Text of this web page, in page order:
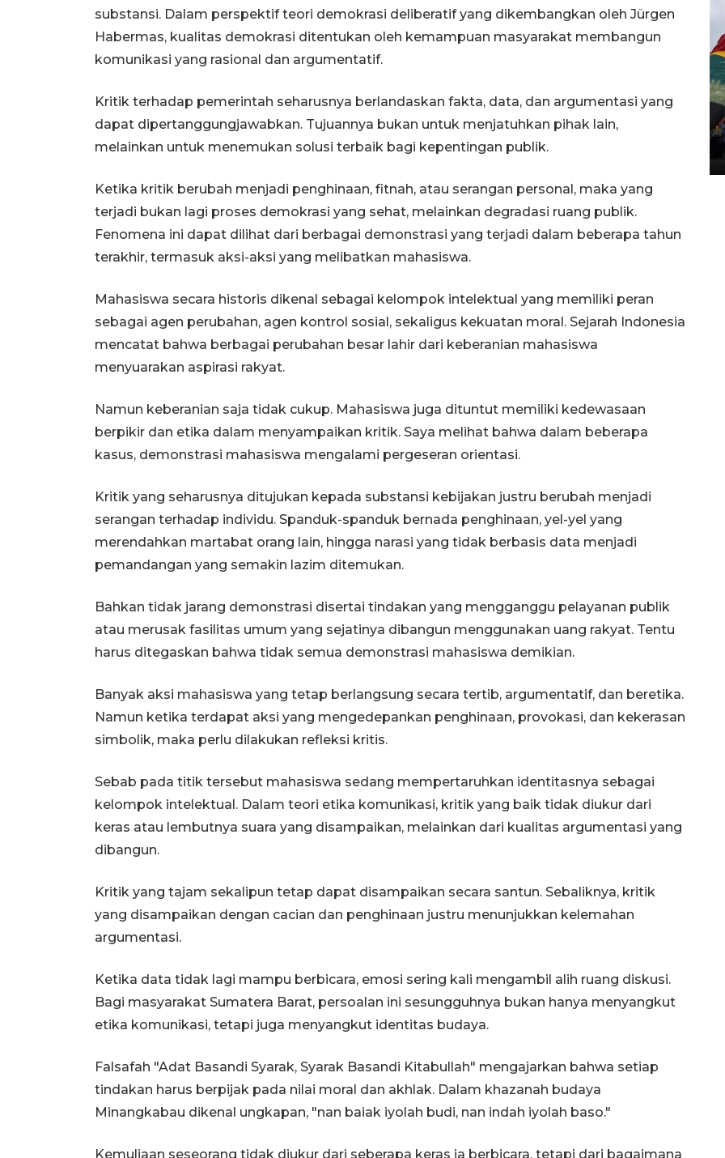
substansi. Dalam perspektif teori demokrasi deliberatif yang dikembangkan oleh Jürgen
Habermas, kualitas demokrasi ditentukan oleh kemampuan masyarakat membangun
komunikasi yang rasional dan argumentatif.
Kritik terhadap pemerintah seharusnya berlandaskan fakta, data, dan argumentasi yang
dapat dipertanggungjawabkan. Tujuannya bukan untuk menjatuhkan pihak lain,
melainkan untuk menemukan solusi terbaik bagi kepentingan publik.
Ketika kritik berubah menjadi penghinaan, fitnah, atau serangan personal, maka yang
terjadi bukan lagi proses demokrasi yang sehat, melainkan degradasi ruang publik.
Fenomena ini dapat dilihat dari berbagai demonstrasi yang terjadi dalam beberapa tahun
terakhir, termasuk aksi-aksi yang melibatkan mahasiswa.
Mahasiswa secara historis dikenal sebagai kelompok intelektual yang memiliki peran
sebagai agen perubahan, agen kontrol sosial, sekaligus kekuatan moral. Sejarah Indonesia
mencatat bahwa berbagai perubahan besar lahir dari keberanian mahasiswa
menyuarakan aspirasi rakyat.
Namun keberanian saja tidak cukup. Mahasiswa juga dituntut memiliki kedewasaan
berpikir dan etika dalam menyampaikan kritik. Saya melihat bahwa dalam beberapa
kasus, demonstrasi mahasiswa mengalami pergeseran orientasi.
Kritik yang seharusnya ditujukan kepada substansi kebijakan justru berubah menjadi
serangan terhadap individu. Spanduk-spanduk bernada penghinaan, yel-yel yang
merendahkan martabat orang lain, hingga narasi yang tidak berbasis data menjadi
pemandangan yang semakin lazim ditemukan.
Bahkan tidak jarang demonstrasi disertai tindakan yang mengganggu pelayanan publik
atau merusak fasilitas umum yang sejatinya dibangun menggunakan uang rakyat. Tentu
harus ditegaskan bahwa tidak semua demonstrasi mahasiswa demikian.
Banyak aksi mahasiswa yang tetap berlangsung secara tertib, argumentatif, dan beretika.
Namun ketika terdapat aksi yang mengedepankan penghinaan, provokasi, dan kekerasan
simbolik, maka perlu dilakukan refleksi kritis.
Sebab pada titik tersebut mahasiswa sedang mempertaruhkan identitasnya sebagai
kelompok intelektual. Dalam teori etika komunikasi, kritik yang baik tidak diukur dari
keras atau lembutnya suara yang disampaikan, melainkan dari kualitas argumentasi yang
dibangun.
Kritik yang tajam sekalipun tetap dapat disampaikan secara santun. Sebaliknya, kritik
yang disampaikan dengan cacian dan penghinaan justru menunjukkan kelemahan
argumentasi.
Ketika data tidak lagi mampu berbicara, emosi sering kali mengambil alih ruang diskusi.
Bagi masyarakat Sumatera Barat, persoalan ini sesungguhnya bukan hanya menyangkut
etika komunikasi, tetapi juga menyangkut identitas budaya.
Falsafah "Adat Basandi Syarak, Syarak Basandi Kitabullah" mengajarkan bahwa setiap
tindakan harus berpijak pada nilai moral dan akhlak. Dalam khazanah budaya
Minangkabau dikenal ungkapan, "nan baiak iyolah budi, nan indah iyolah baso."
Kemuliaan seseorang tidak diukur dari seberapa keras ia berbicara, tetapi dari bagaimana
Penggantian konstruksi jalan
Lintas Sumatera di Sumbar
05 August 2026 10:35 WIB